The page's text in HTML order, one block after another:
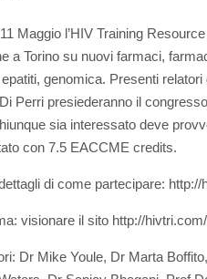
Maggio l’HIV Training
a Torino su nuovi farmaci,
genomica. Presenti
Perri presiederanno il
sia interessato deve
con 7.5 EACCME credits.
di come partecipare:
visionare il sito http://
Dr Mike Youle, Dr Marta